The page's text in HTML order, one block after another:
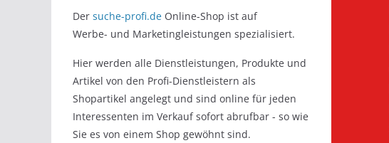
Der suche-profi.de Online-Shop ist auf
Werbe- und Marketingleistungen spezialisiert.
Hier werden alle Dienstleistungen, Produkte und
Artikel von den Profi-Dienstleistern als
Shopartikel angelegt und sind online für jeden
Interessenten im Verkauf sofort abrufbar - so wie
Sie es von einem Shop gewöhnt sind.